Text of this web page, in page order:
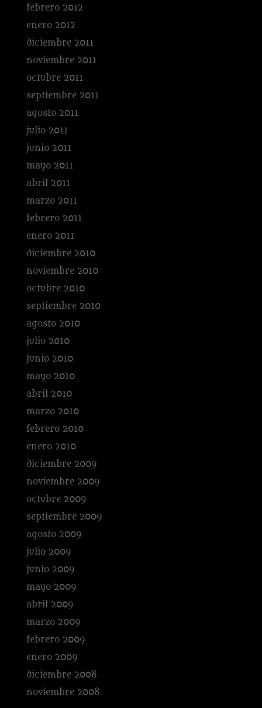
febrero 2012
enero 2012
diciembre 2011
noviembre 2011
octubre 2011
septiembre 2011
agosto 2011
julio 2011
junio 2011
mayo 2011
abril 2011
marzo 2011
febrero 2011
enero 2011
diciembre 2010
noviembre 2010
octubre 2010
septiembre 2010
agosto 2010
julio 2010
junio 2010
mayo 2010
abril 2010
marzo 2010
febrero 2010
enero 2010
diciembre 2009
noviembre 2009
octubre 2009
septiembre 2009
agosto 2009
julio 2009
junio 2009
mayo 2009
abril 2009
marzo 2009
febrero 2009
enero 2009
diciembre 2008
noviembre 2008